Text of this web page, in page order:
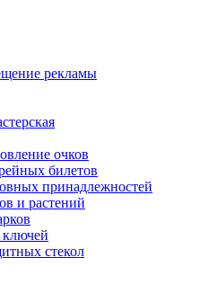
рекламы
очков
билетов
принадлежностей
и растений
ключей
стекол